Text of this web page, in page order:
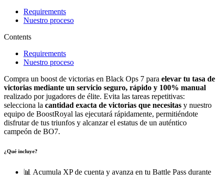
Requirements
Nuestro proceso
Contents
Requirements
Nuestro proceso
Compra un boost de victorias en Black Ops 7 para elevar tu tasa de
victorias mediante un servicio seguro, rápido y 100% manual
realizado por jugadores de élite. Evita las tareas repetitivas:
selecciona la cantidad exacta de victorias que necesitas y nuestro
equipo de BoostRoyal las ejecutará rápidamente, permitiéndote
disfrutar de tus triunfos y alcanzar el estatus de un auténtico
campeón de BO7.
¿Qué incluye?
📊 Acumula XP de cuenta y avanza en tu Battle Pass durante